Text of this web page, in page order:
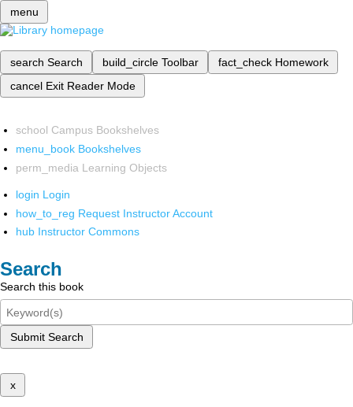
menu
search Search build_circle Toolbar fact_check Homework
cancel Exit Reader Mode
school Campus Bookshelves
menu_book Bookshelves
perm_media Learning Objects
login Login
how_to_reg Request Instructor Account
hub Instructor Commons
Search
Search this book
Submit Search
x